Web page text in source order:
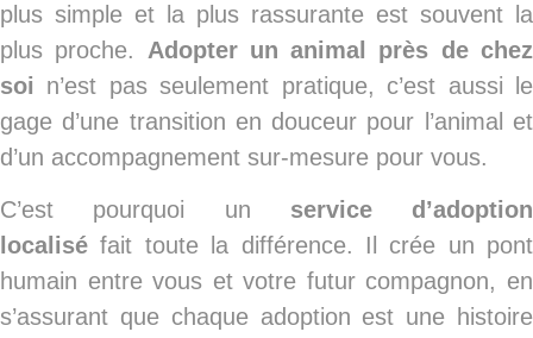
plus simple et la plus rassurante est souvent la
plus proche. Adopter un animal près de chez
soi n’est pas seulement pratique, c’est aussi le
gage d’une transition en douceur pour l’animal et
d’un accompagnement sur-mesure pour vous.
C’est pourquoi un service d’adoption
localisé fait toute la différence. Il crée un pont
humain entre vous et votre futur compagnon, en
s’assurant que chaque adoption est une histoire